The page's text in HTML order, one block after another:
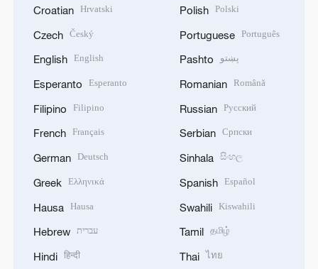
Croatian Hrvatski
Czech Český
English English
Esperanto Esperanto
Filipino Filipino
French Français
German Deutsch
Greek Ελληνικά
Hausa Hausa
Hebrew עברית
Hindi हिन्दी
Polish Polski
Portuguese Português
Pashto پښتو
Romanian Română
Russian Русский
Serbian Српски
Sinhala සිංහල
Spanish Español
Swahili Kiswahili
Tamil தமிழ்
Thai ไทย